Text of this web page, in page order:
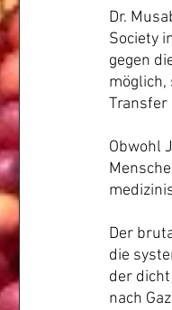
Dr.
Society
gegen
möglich,
Transfer
Obwohl
Der
die
der
nach